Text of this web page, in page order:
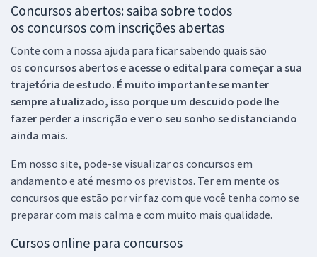
Concursos abertos: saiba sobre todos
os concursos com inscrições abertas
Conte com a nossa ajuda para ficar sabendo quais são
os concursos abertos e acesse o edital para começar a sua
trajetória de estudo. É muito importante se manter
sempre atualizado, isso porque um descuido pode lhe
fazer perder a inscrição e ver o seu sonho se distanciando
ainda mais.
Em nosso site, pode-se visualizar os concursos em
andamento e até mesmo os previstos. Ter em mente os
concursos que estão por vir faz com que você tenha como se
preparar com mais calma e com muito mais qualidade.
Cursos online para concursos